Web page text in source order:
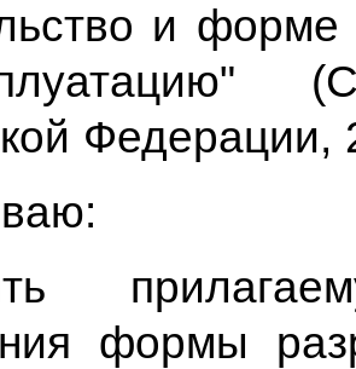
и
Федерации,
формы